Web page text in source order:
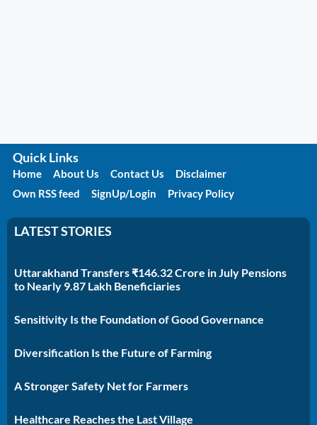
Quick Links
Home About Us Contact Us
Disclaimer
Own RSS feed
SignUp/Login Privacy Policy
LATEST STORIES
Uttarakhand Transfers ₹146.32 Crore in July Pensions
to Nearly 9.87 Lakh Beneficiaries
Sensitivity Is the Foundation of Good Governance
Diversification Is the Future of Farming
A Stronger Safety Net for Farmers
Healthcare Reaches the Last Village